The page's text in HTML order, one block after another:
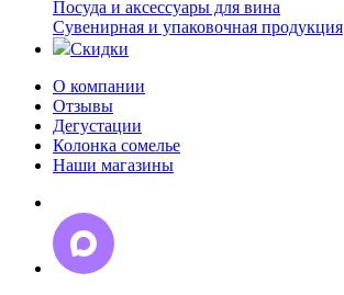
Посуда и аксессуары для вина
Сувенирная и упаковочная продукция
Скидки
О компании
Отзывы
Дегустации
Колонка сомелье
Наши магазины